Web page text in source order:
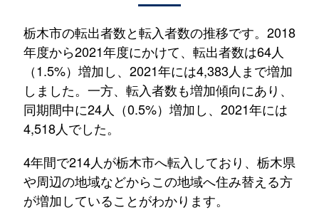
栃木市の転出者数と転入者数の推移です。2018
年度から2021年度にかけて、転出者数は64人
（1.5%）増加し、2021年には4,383人まで増加
しました。一方、転入者数も増加傾向にあり、
同期間中に24人（0.5%）増加し、2021年には
4,518人でした。
4年間で214人が栃木市へ転入しており、栃木県
や周辺の地域などからこの地域へ住み替える方
が増加していることがわかります。